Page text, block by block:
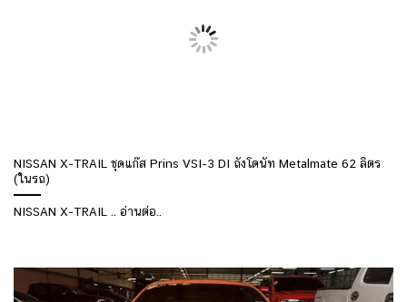
NISSAN X-TRAIL ชุดแก๊ส Prins VSI-3 DI ถังโดนัท Metalmate 62 ลิตร
(ในรถ)
NISSAN X-TRAIL .. อ่านต่อ..